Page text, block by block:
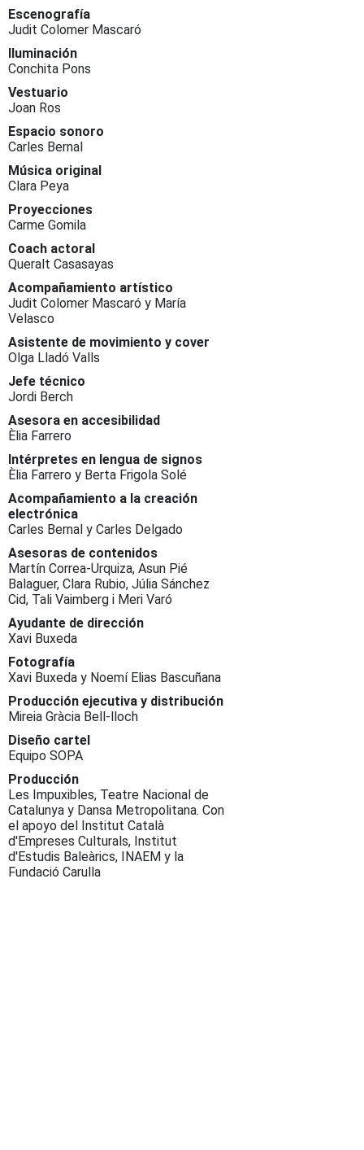
Escenografía
Judit Colomer Mascaró
Iluminación
Conchita Pons
Vestuario
Joan Ros
Espacio sonoro
Carles Bernal
Música original
Clara Peya
Proyecciones
Carme Gomila
Coach actoral
Queralt Casasayas
Acompañamiento artístico
Judit Colomer Mascaró y María
Velasco
Asistente de movimiento y cover
Olga Lladó Valls
Jefe técnico
Jordi Berch
Asesora en accesibilidad
Èlia Farrero
Intérpretes en lengua de signos
Èlia Farrero y Berta Frigola Solé
Acompañamiento a la creación
electrónica
Carles Bernal y Carles Delgado
Asesoras de contenidos
Martín Correa-Urquiza, Asun Pié
Balaguer, Clara Rubio, Júlia Sánchez
Cid, Tali Vaimberg i Meri Varó
Ayudante de dirección
Xavi Buxeda
Fotografía
Xavi Buxeda y Noemí Elias Bascuñana
Producción ejecutiva y distribución
Mireia Gràcia Bell-lloch
Diseño cartel
Equipo SOPA
Producción
Les Impuxibles, Teatre Nacional de
Catalunya y Dansa Metropolitana. Con
el apoyo del Institut Català
d'Empreses Culturals, Institut
d'Estudis Baleàrics, INAEM y la
Fundació Carulla